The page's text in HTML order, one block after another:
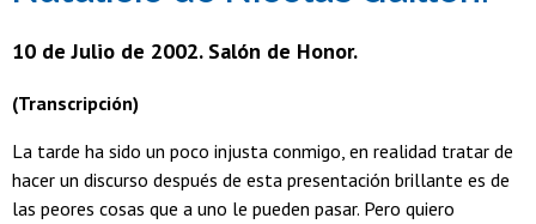
10 de Julio de 2002. Salón de Honor.
(Transcripción)
La tarde ha sido un poco injusta conmigo, en realidad tratar de
hacer un discurso después de esta presentación brillante es de
las peores cosas que a uno le pueden pasar. Pero quiero